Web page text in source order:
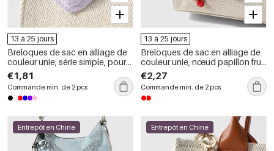
13 à 25 jours
Breloques de sac en alliage de
couleur unie, série simple, pour
tous les jours
€1,81
Commande min. de 2 pcs
13 à 25 jours
Breloques de sac en alliage de
couleur unie, nœud papillon fruit
quotidien, série simple
€2,27
Commande min. de 2 pcs
Entrepôt en Chine Entrepôt en Chine